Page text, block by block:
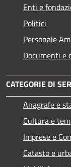
Enti e
Politici
Personale
Documenti e
CATEGORIE DI
Anagrafe e
Cultura e
Imprese e
Catasto e